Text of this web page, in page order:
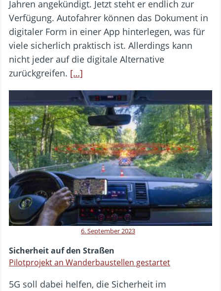
Jahren angekündigt. Jetzt steht er endlich zur
Verfügung. Autofahrer können das Dokument in
digitaler Form in einer App hinterlegen, was für
viele sicherlich praktisch ist. Allerdings kann
nicht jeder auf die digitale Alternative
zurückgreifen. […]
6. September 2023
Sicherheit auf den Straßen
Pilotprojekt an Wanderbaustellen gestartet
5G soll dabei helfen, die Sicherheit im